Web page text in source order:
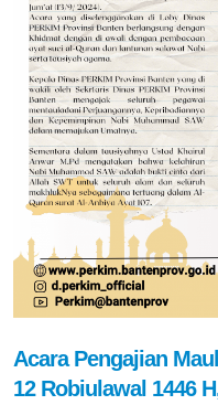
Acara Pengajian
12 Robiulawal 1446